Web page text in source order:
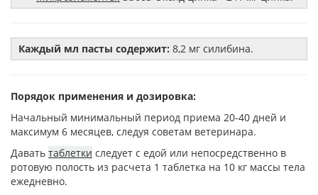
Каждый мл пасты содержит: 8,2 мг силибина.
Порядок применения и дозировка:
Начальный минимальный период приема 20-40 дней и
максимум 6 месяцев, следуя советам ветеринара.
Давать таблетки следует с едой или непосредственно в
ротовую полость из расчета 1 таблетка на 10 кг массы тела
ежедневно.